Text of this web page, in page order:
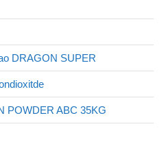
DRAGON SUPER
POWDER ABC 35KG